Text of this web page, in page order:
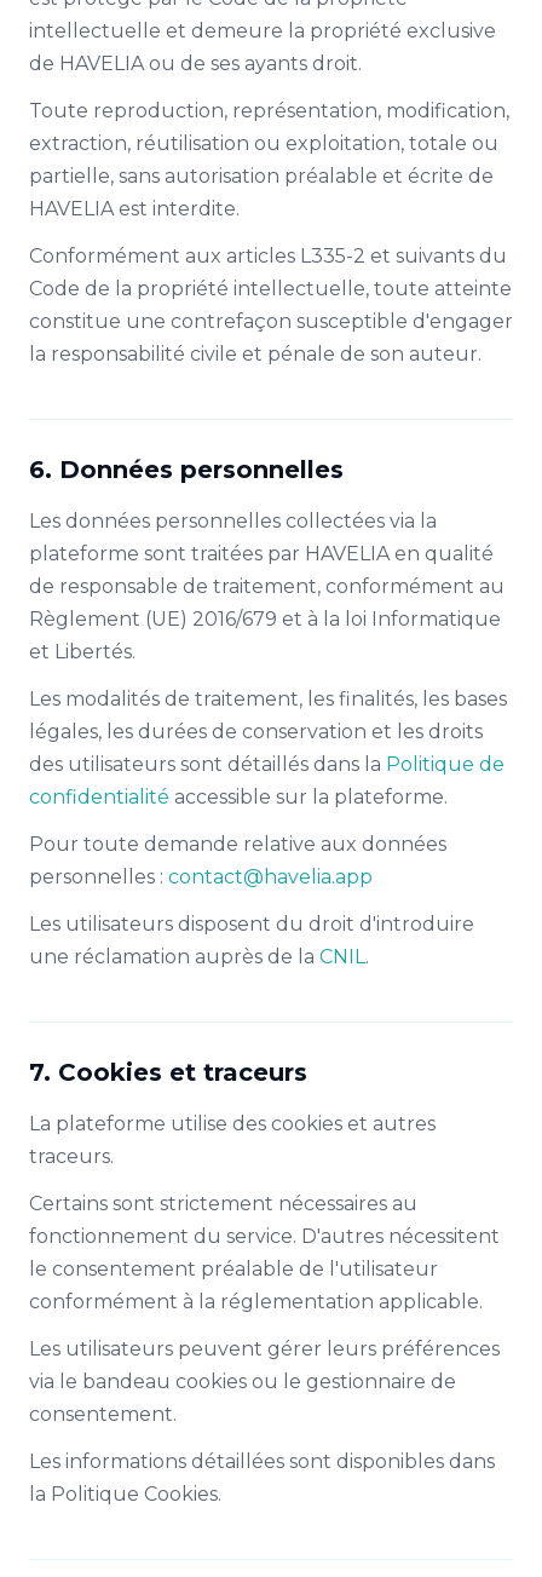
intellectuelle et demeure la propriété exclusive
de HAVELIA ou de ses ayants droit.
Toute reproduction, représentation, modification,
extraction, réutilisation ou exploitation, totale ou
partielle, sans autorisation préalable et écrite de
HAVELIA est interdite.
Conformément aux articles L335-2 et suivants du
Code de la propriété intellectuelle, toute atteinte
constitue une contrefaçon susceptible d'engager
la responsabilité civile et pénale de son auteur.
6. Données personnelles
Les données personnelles collectées via la
plateforme sont traitées par HAVELIA en qualité
de responsable de traitement, conformément au
Règlement (UE) 2016/679 et à la loi Informatique
et Libertés.
Les modalités de traitement, les finalités, les bases
légales, les durées de conservation et les droits
des utilisateurs sont détaillés dans la Politique de
confidentialité accessible sur la plateforme.
Pour toute demande relative aux données
personnelles : contact@havelia.app
Les utilisateurs disposent du droit d'introduire
une réclamation auprès de la CNIL.
7. Cookies et traceurs
La plateforme utilise des cookies et autres
traceurs.
Certains sont strictement nécessaires au
fonctionnement du service. D'autres nécessitent
le consentement préalable de l'utilisateur
conformément à la réglementation applicable.
Les utilisateurs peuvent gérer leurs préférences
via le bandeau cookies ou le gestionnaire de
consentement.
Les informations détaillées sont disponibles dans
la Politique Cookies.